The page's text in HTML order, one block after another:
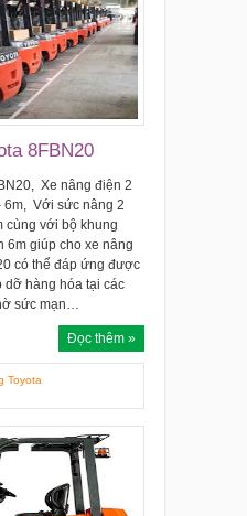
8FBN20
Xe nâng điện 2
6m, Với sức nâng 2
cùng với bộ khung
6m giúp cho xe nâng
có thể đáp ứng được
dỡ hàng hóa tại các
sức mạn…
Đọc thêm »
Toyota